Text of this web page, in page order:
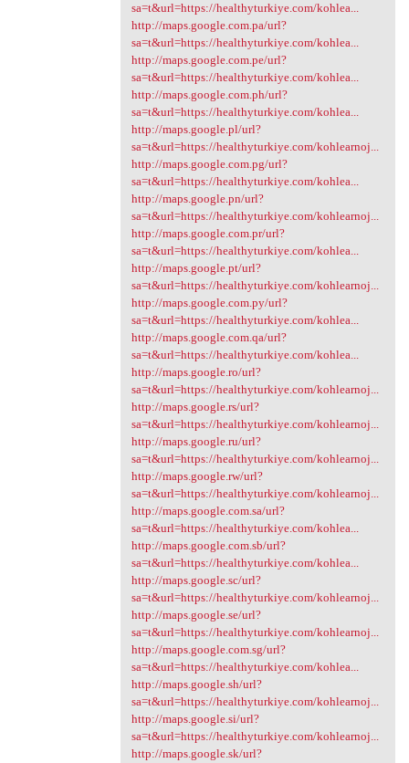
sa=t&url=https://healthyturkiye.com/kohlea...
http://maps.google.com.pa/url?
sa=t&url=https://healthyturkiye.com/kohlea...
http://maps.google.com.pe/url?
sa=t&url=https://healthyturkiye.com/kohlea...
http://maps.google.com.ph/url?
sa=t&url=https://healthyturkiye.com/kohlea...
http://maps.google.pl/url?
sa=t&url=https://healthyturkiye.com/kohlearnoj...
http://maps.google.com.pg/url?
sa=t&url=https://healthyturkiye.com/kohlea...
http://maps.google.pn/url?
sa=t&url=https://healthyturkiye.com/kohlearnoj...
http://maps.google.com.pr/url?
sa=t&url=https://healthyturkiye.com/kohlea...
http://maps.google.pt/url?
sa=t&url=https://healthyturkiye.com/kohlearnoj...
http://maps.google.com.py/url?
sa=t&url=https://healthyturkiye.com/kohlea...
http://maps.google.com.qa/url?
sa=t&url=https://healthyturkiye.com/kohlea...
http://maps.google.ro/url?
sa=t&url=https://healthyturkiye.com/kohlearnoj...
http://maps.google.rs/url?
sa=t&url=https://healthyturkiye.com/kohlearnoj...
http://maps.google.ru/url?
sa=t&url=https://healthyturkiye.com/kohlearnoj...
http://maps.google.rw/url?
sa=t&url=https://healthyturkiye.com/kohlearnoj...
http://maps.google.com.sa/url?
sa=t&url=https://healthyturkiye.com/kohlea...
http://maps.google.com.sb/url?
sa=t&url=https://healthyturkiye.com/kohlea...
http://maps.google.sc/url?
sa=t&url=https://healthyturkiye.com/kohlearnoj...
http://maps.google.se/url?
sa=t&url=https://healthyturkiye.com/kohlearnoj...
http://maps.google.com.sg/url?
sa=t&url=https://healthyturkiye.com/kohlea...
http://maps.google.sh/url?
sa=t&url=https://healthyturkiye.com/kohlearnoj...
http://maps.google.si/url?
sa=t&url=https://healthyturkiye.com/kohlearnoj...
http://maps.google.sk/url?